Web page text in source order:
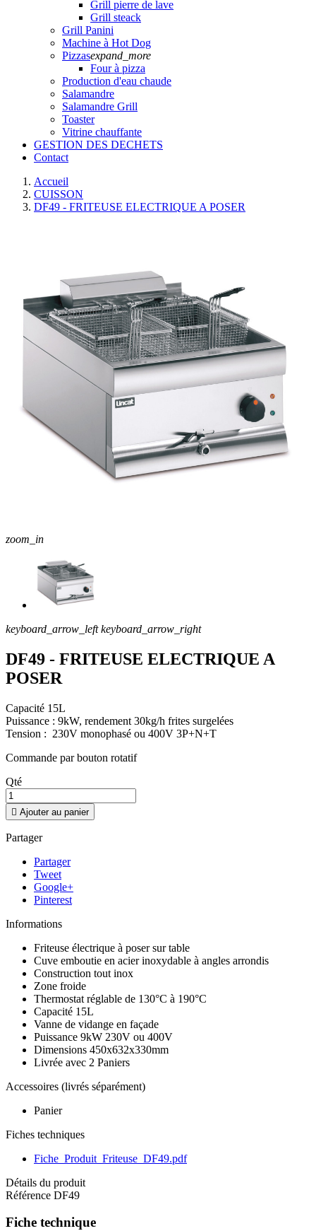
Grill pierre de lave
Grill steack
Grill Panini
Machine à Hot Dog
Pizzasexpand_more
Four à pizza
Production d'eau chaude
Salamandre
Salamandre Grill
Toaster
Vitrine chauffante
GESTION DES DECHETS
Contact
Accueil
CUISSON
DF49 - FRITEUSE ELECTRIQUE A POSER
zoom_in
keyboard_arrow_left keyboard_arrow_right
DF49 - FRITEUSE ELECTRIQUE A
POSER
Capacité 15L
Puissance : 9kW, rendement 30kg/h frites surgelées
Tension : 230V monophasé ou 400V 3P+N+T
Commande par bouton rotatif
Qté
 Ajouter au panier
Partager
Partager
Tweet
Google+
Pinterest
Informations
Friteuse électrique à poser sur table
Cuve emboutie en acier inoxydable à angles arrondis
Construction tout inox
Zone froide
Thermostat réglable de 130°C à 190°C
Capacité 15L
Vanne de vidange en façade
Puissance 9kW 230V ou 400V
Dimensions 450x632x330mm
Livrée avec 2 Paniers
Accessoires (livrés séparément)
Panier
Fiches techniques
Fiche_Produit_Friteuse_DF49.pdf
Détails du produit
Référence DF49
Fiche technique